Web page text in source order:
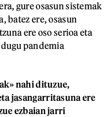
gure osasun sistemak
batez ere, osasun
ere oso serioa eta
pandemia
nahi dituzue,
jasangarritasuna ere
ezbaian jarri